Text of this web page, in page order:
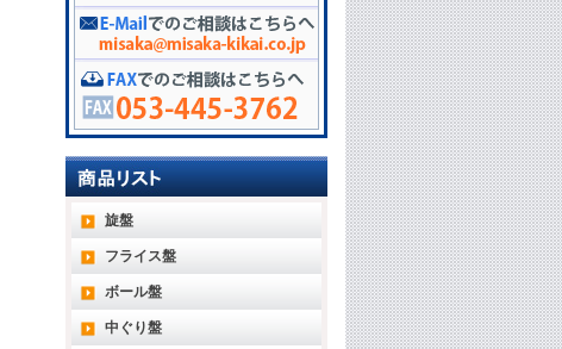
旋盤
フライス盤
ボール盤
中ぐり盤